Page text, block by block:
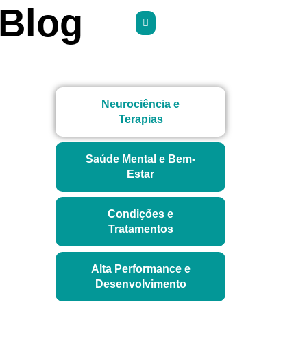
Neurociência e
Terapias
Saúde Mental e Bem-
Estar
Condições e
Tratamentos
Alta Performance e
Desenvolvimento